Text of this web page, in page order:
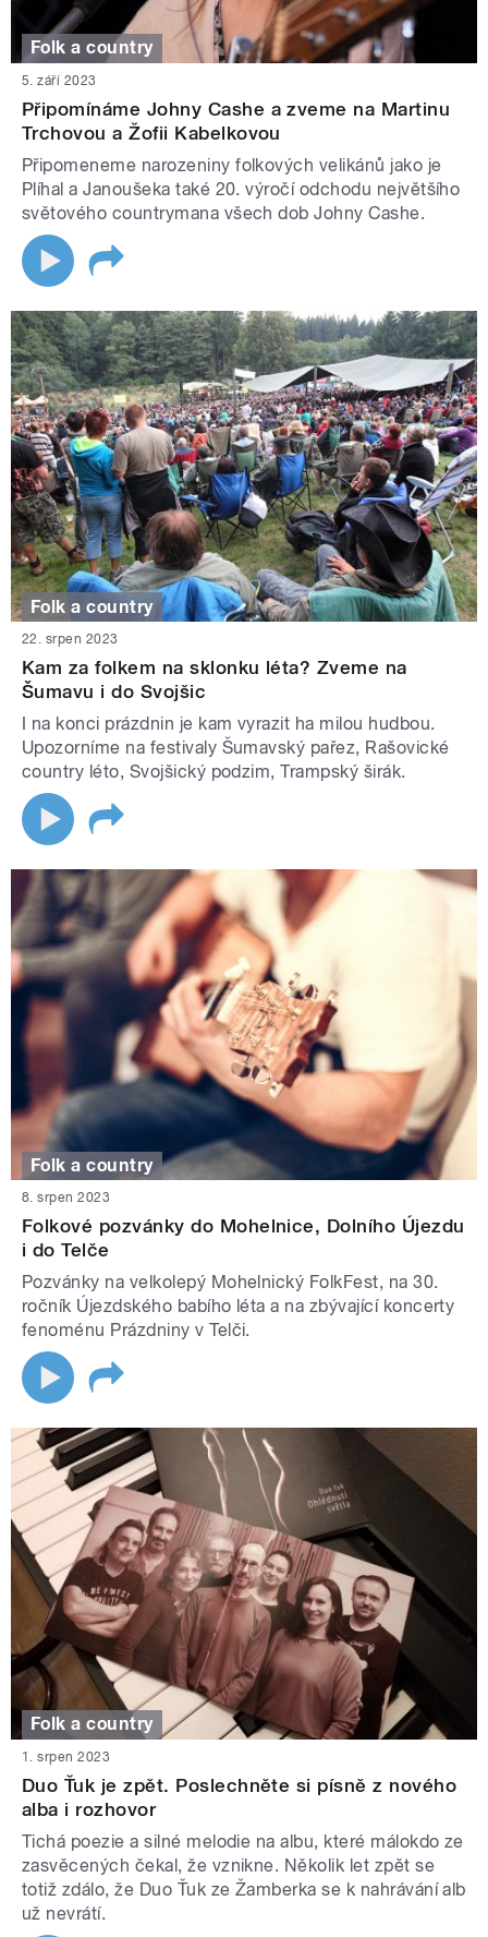
Folk a country
5. září 2023
Připomínáme Johny Cashe a zveme na Martinu
Trchovou a Žofii Kabelkovou
Připomeneme narozeniny folkových velikánů jako je
Plíhal a Janoušeka také 20. výročí odchodu největšího
světového countrymana všech dob Johny Cashe.
Folk a country
22. srpen 2023
Kam za folkem na sklonku léta? Zveme na
Šumavu i do Svojšic
I na konci prázdnin je kam vyrazit ha milou hudbou.
Upozorníme na festivaly Šumavský pařez, Rašovické
country léto, Svojšický podzim, Trampský širák.
Folk a country
8. srpen 2023
Folkové pozvánky do Mohelnice, Dolního Újezdu
i do Telče
Pozvánky na velkolepý Mohelnický FolkFest, na 30.
ročník Újezdského babího léta a na zbývající koncerty
fenoménu Prázdniny v Telči.
Folk a country
1. srpen 2023
Duo Ťuk je zpět. Poslechněte si písně z nového
alba i rozhovor
Tichá poezie a silné melodie na albu, které málokdo ze
zasvěcených čekal, že vznikne. Několik let zpět se
totiž zdálo, že Duo Ťuk ze Žamberka se k nahrávání alb
už nevrátí.